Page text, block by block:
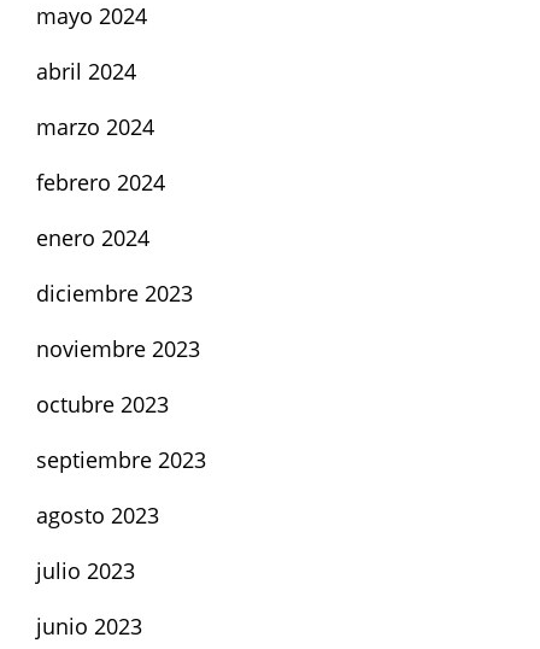
mayo 2024
abril 2024
marzo 2024
febrero 2024
enero 2024
diciembre 2023
noviembre 2023
octubre 2023
septiembre 2023
agosto 2023
julio 2023
junio 2023